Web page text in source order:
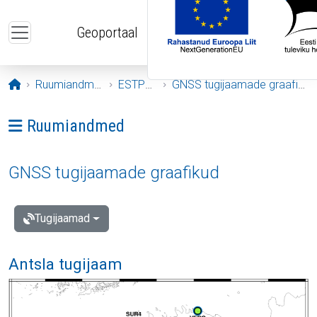
Geoportaal
Avaleht
Ruumiandmed ESTPOS GNSS tugijaamade graafikud
Ava menüü: Ruumiandmed
Ruumiandmed
GNSS tugijaamade graafikud
Tugijaamad
Antsla tugijaam